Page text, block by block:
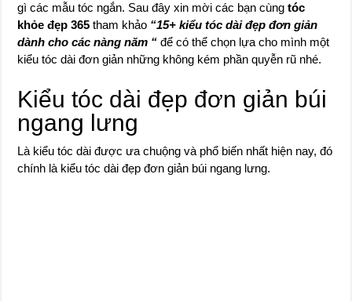
gì các mẫu tóc ngắn. Sau đây xin mời các bạn cùngtóc
khỏe đẹp 365 tham khảo “15+ kiểu tóc dài đẹp đơn giản
dành cho các nàng năm “ để có thể chọn lựa cho mình một
kiểu tóc dài đơn giản những không kém phần quyễn rũ nhé.
Kiểu tóc dài đẹp đơn giản búi
ngang lưng
Là kiểu tóc dài được ưa chuộng và phổ biến nhất hiện nay, đó
chính là kiểu tóc dài đẹp đơn giản búi ngang lưng.